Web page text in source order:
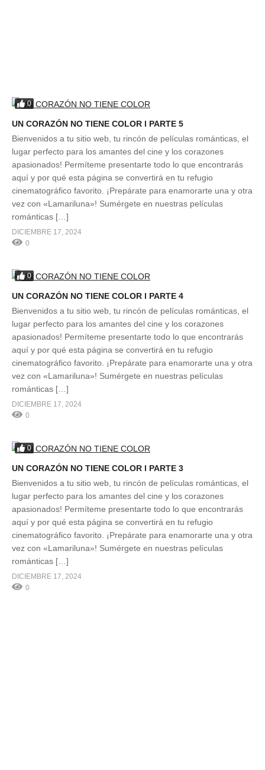
0
UN CORAZÓN NO TIENE COLOR l PARTE 5
Bienvenidos a tu sitio web, tu rincón de películas románticas, el
lugar perfecto para los amantes del cine y los corazones
apasionados! Permíteme presentarte todo lo que encontrarás
aquí y por qué esta página se convertirá en tu refugio
cinematográfico favorito. ¡Prepárate para enamorarte una y otra
vez con «Lamariluna»! Sumérgete en nuestras películas
románticas […]
DICIEMBRE 17, 2024
0
0
UN CORAZÓN NO TIENE COLOR l PARTE 4
Bienvenidos a tu sitio web, tu rincón de películas románticas, el
lugar perfecto para los amantes del cine y los corazones
apasionados! Permíteme presentarte todo lo que encontrarás
aquí y por qué esta página se convertirá en tu refugio
cinematográfico favorito. ¡Prepárate para enamorarte una y otra
vez con «Lamariluna»! Sumérgete en nuestras películas
románticas […]
DICIEMBRE 17, 2024
0
0
UN CORAZÓN NO TIENE COLOR l PARTE 3
Bienvenidos a tu sitio web, tu rincón de películas románticas, el
lugar perfecto para los amantes del cine y los corazones
apasionados! Permíteme presentarte todo lo que encontrarás
aquí y por qué esta página se convertirá en tu refugio
cinematográfico favorito. ¡Prepárate para enamorarte una y otra
vez con «Lamariluna»! Sumérgete en nuestras películas
románticas […]
DICIEMBRE 17, 2024
0